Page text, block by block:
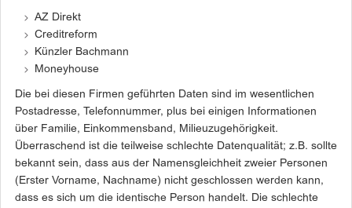
AZ Direkt
Creditreform
Künzler Bachmann
Moneyhouse
Die bei diesen Firmen geführten Daten sind im wesentlichen
Postadresse, Telefonnummer, plus bei einigen Informationen
über Familie, Einkommensband, Milieuzugehörigkeit.
Überraschend ist die teilweise schlechte Datenqualität; z.B. sollte
bekannt sein, dass aus der Namensgleichheit zweier Personen
(Erster Vorname, Nachname) nicht geschlossen werden kann,
dass es sich um die identische Person handelt. Die schlechte